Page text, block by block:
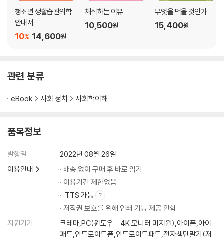
제철 음식 가이드
영양소별 고함량 자연식물식
기후미식가에게 추천하는 책
청소년 생활습관의학
안내서
14,600원
10%
채식하는 이유
10,500원
무엇을 먹을 것인가
15,400원
관련 분류
eBook 사회 정치 사회학이해
품목정보
발행일
2022년 08월 26일
이용안내
배송 없이 구매 후 바로 읽기
이용기간 제한없음
TTS 가능
저작권 보호를 위해 인쇄 기능 제공 안함
지원기기
크레마,PC(윈도우 - 4K 모니터 미지원),아이폰,아이
패드,안드로이드폰,안드로이드패드,전자책단말기(저